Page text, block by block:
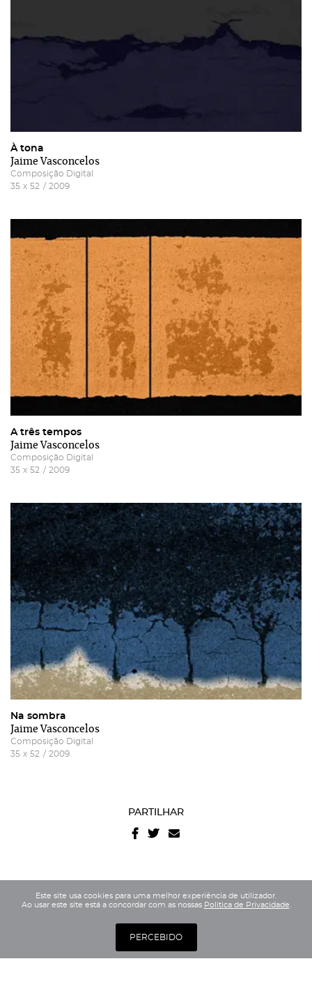
À tona
Jaime Vasconcelos
Composição Digital
35 x 52 / 2009
A três tempos
Jaime Vasconcelos
Composição Digital
35 x 52 / 2009
Na sombra
Jaime Vasconcelos
Composição Digital
35 x 52 / 2009
PARTILHAR
Este site usa cookies para uma melhor experiência de utilizador.
Ao usar este site está a concordar com as nossas Politica de Privacidade
PERCEBIDO